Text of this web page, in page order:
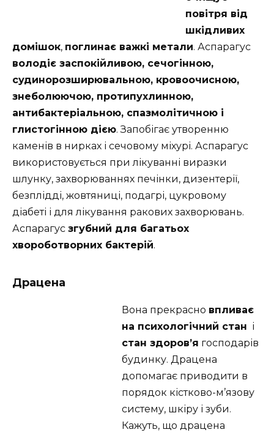
повітря від
шкідливих
домішок, поглинає важкі метали. Аспарагус
володіє заспокійливою, сечогінною,
судинорозширювальною, кровоочисною,
знеболюючою, протипухлинною,
антибактеріальною, спазмолітичною і
глистогінною дією. Запобігає утворенню
каменів в нирках і сечовому міхурі. Аспарагус
використовується при лікуванні виразки
шлунку, захворюваннях печінки, дизентерії,
безплідді, жовтяниці, подагрі, цукровому
діабеті і для лікування ракових захворювань.
Аспарагус згубний для багатьох
хвороботворних бактерій.
Драцена
Вона прекрасно впливає
на психологічний стан і
стан здоров’я господарів
будинку. Драцена
допомагає приводити в
порядок кістково-м’язову
систему, шкіру і зуби.
Кажуть, що драцена